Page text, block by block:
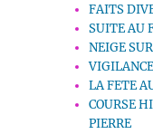
FAITS
SUITE AU
NEIGE
LA FETE
COURSE
PIERRE